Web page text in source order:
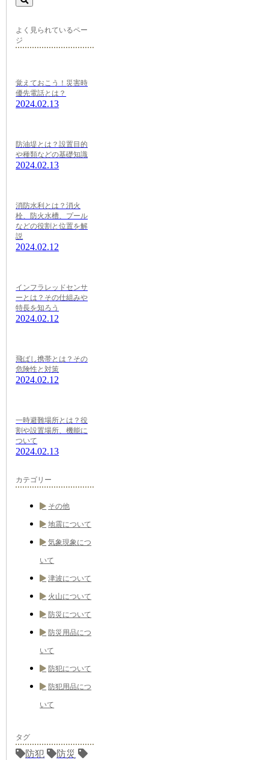
よく見られているペー
ジ
覚えておこう！災害時
優先電話とは？
2024.02.13
防油堤とは？設置目的
や種類などの基礎知識
2024.02.13
消防水利とは？消火
栓、防火水槽、プール
などの役割と位置を解
説
2024.02.12
インフラレッドセンサ
ーとは？その仕組みや
特長を知ろう
2024.02.12
飛ばし携帯とは？その
危険性と対策
2024.02.12
一時避難場所とは？役
割や設置場所、機能に
ついて
2024.02.13
カテゴリー
その他
地震について
気象現象につ
いて
津波について
火山について
防災について
防災用品につ
いて
防犯について
防犯用品につ
いて
タグ
防犯
防災